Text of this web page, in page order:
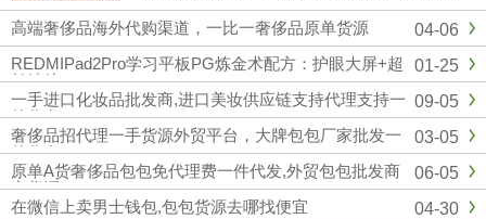
革新与卓越，以独有的现代视野重新演绎与影响
时尚演进。古驰在创作总监亚力山卓·米开理全
新视角的引......
04-06
高端奢侈品海外代购渠道，一比一奢侈品原单货源
01-25
REDMIPad2Pro学习平板PG炼金术配方：护眼大屏+超
长续航
09-05
一手进口化妆品批发商,进口美妆供应链支持代理支持一
件代发
03-05
奢侈品招代理一手货源外贸平台，大牌包包厂家批发一
件代发
06-05
原单A货奢侈品包包免代理费一件代发,外贸包包批发商
家货源
04-30
在微信上卖男士钱包,包包货源去哪找便宜